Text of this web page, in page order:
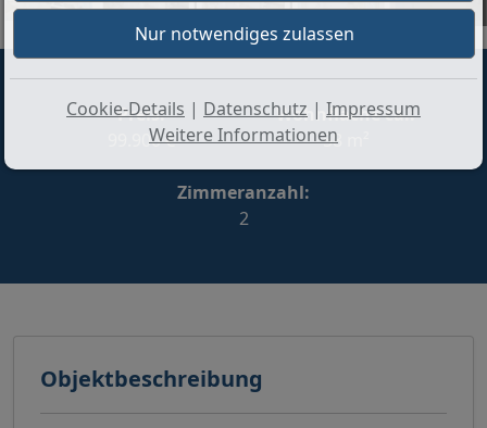
Preis:
99.900 €
Wohnfläche ca.:
58 m²
Zimmeranzahl:
2
Objektbeschreibung
Cookie-Details | Datenschutz | Impressum
Weitere Informationen